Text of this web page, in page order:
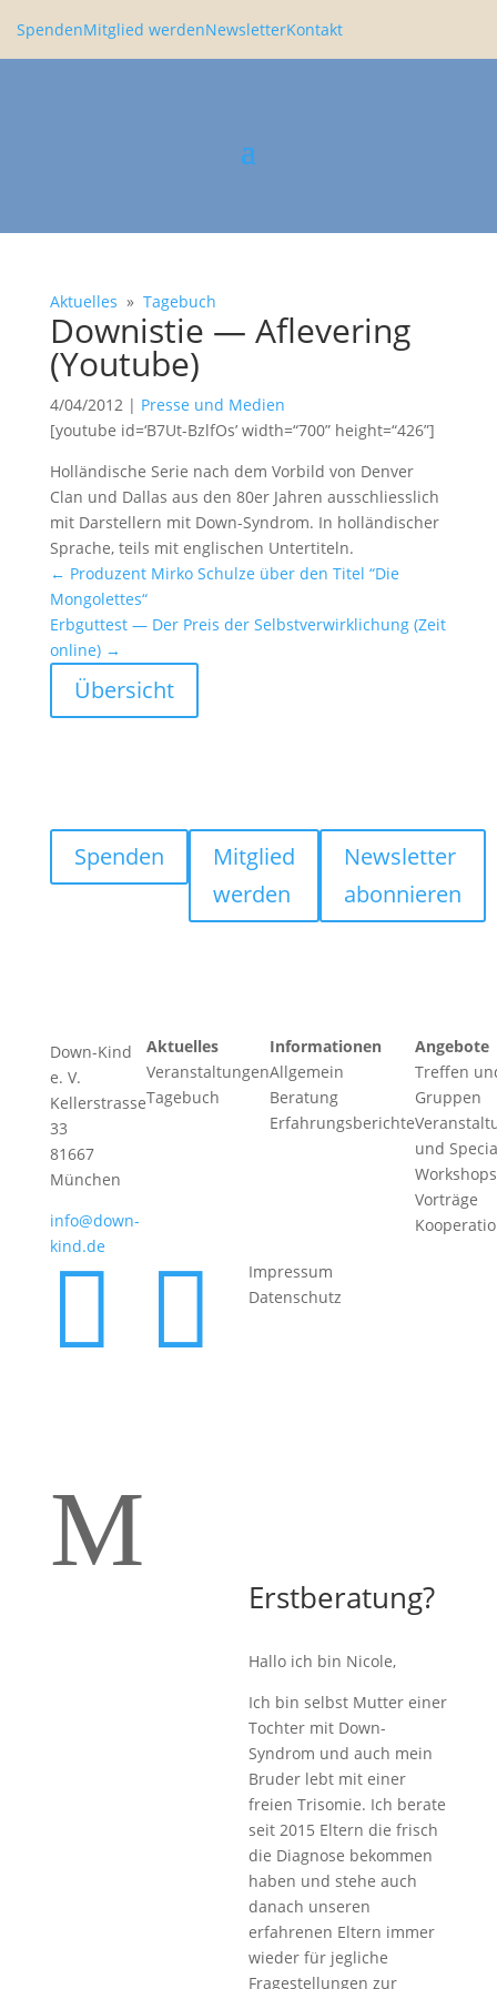
SpendenMitglied werdenNewsletterKontakt
Aktuelles » Tagebuch
Downistie — Afleve­ring
(Youtube)
4/04/2012| Presse und Medien
[youtube id=‘B7Ut-BzlfOs’ width=“700” height=“426”]
Hollän­di­sche Serie nach dem Vorbild von Denver
Clan und Dallas aus den 80er Jahren ausschliess­lich
mit Darstel­lern mit Down-Syndrom. In hollän­di­scher
Sprache, teils mit engli­schen Unter­ti­teln.
← Produ­zent Mirko Schulze über den Titel “Die
Mongo­lettes“
Erbgut­test — Der Preis der Selbst­ver­wirk­li­chung (Zeit
online)→
Übersicht
Spenden
Mitglied
werden
Newsletter
abonnieren
Down-Kind
e. V.
Kellerstrasse
33
81667
München
info@down-
kind.de
Aktuelles
Veranstaltungen
Tagebuch
Informationen
Allgemein
Beratung
Erfahrungsberichte
Angebote
Treffen
Gruppen
und
Vorträge
 
Impressum
Datenschutz
M
Erstberatung?
Hallo ich bin Nicole,
Ich bin selbst Mutter einer
Tochter mit Down-
Syndrom und auch mein
Bruder lebt mit einer
freien Trisomie. Ich berate
seit 2015 Eltern die frisch
die Diagnose bekommen
haben und stehe auch
danach unseren
erfahrenen Eltern immer
wieder für jegliche
Fragestellungen zur